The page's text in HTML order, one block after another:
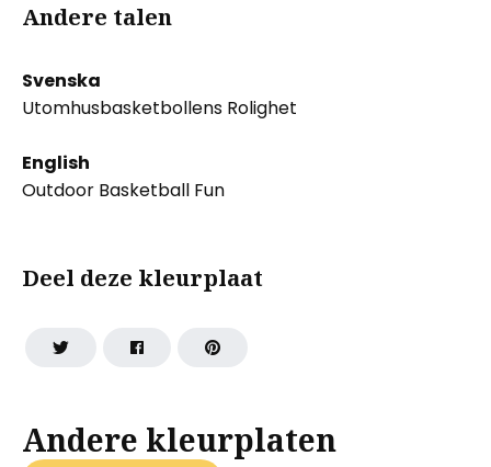
Andere talen
Svenska
Utomhusbasketbollens Rolighet
English
Outdoor Basketball Fun
Deel deze kleurplaat
Andere kleurplaten